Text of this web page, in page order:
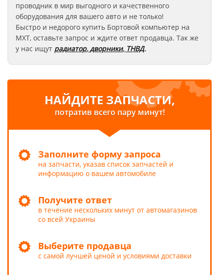
проводник в мир выгодного и качественного
оборудования для вашего авто и не только!
Быстро и недорого купить Бортовой компьютер на
MXT, оставьте запрос и ждите ответ продавца. Так же
у нас ищут радиатор,дворники, ТНВД.
НАЙДИТЕ ЗАПЧАСТИ,
потратив всего пару минут!
Заполните форму запроса
на запчасти, указав список запчастей и
информацию о вашем автомобиле
Получите ответ
в течение нескольких минут от автомагазинов
со всей Украины
Выберите продавца
с самой лучшей ценой и условиями доставки